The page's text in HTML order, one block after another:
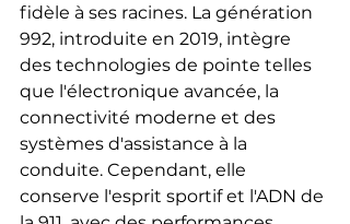
fidèle à ses racines. La génération
992, introduite en 2019, intègre
des technologies de pointe telles
que l'électronique avancée, la
connectivité moderne et des
systèmes d'assistance à la
conduite. Cependant, elle
conserve l'esprit sportif et l'ADN de